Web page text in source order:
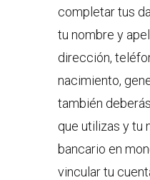
completar tus
tu nombre y
dirección,
nacimiento,
también
que utilizas y tu
bancario en
vincular tu